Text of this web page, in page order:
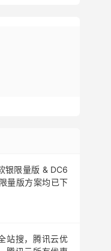
银限量版 & DC6
量版方案均已下
站搜，腾讯云优